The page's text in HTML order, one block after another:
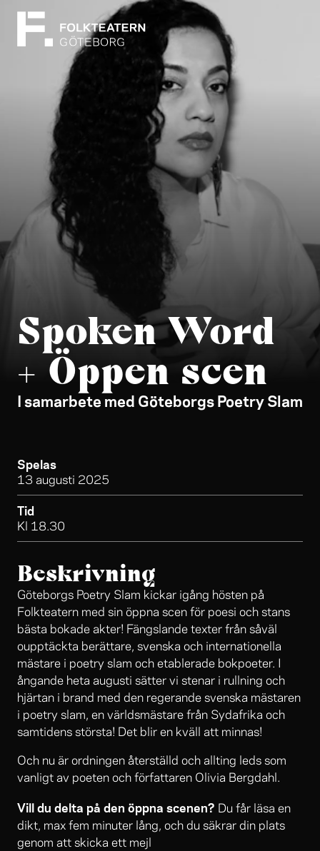
Spoken Word
+ Öppen scen
I samarbete med Göteborgs Poetry Slam
Spelas
13 augusti 2025
Tid
Kl 18.30
Beskrivning
Göteborgs Poetry Slam kickar igång hösten på
Folkteatern med sin öppna scen för poesi och stans
bästa bokade akter! Fängslande texter från såväl
oupptäckta berättare, svenska och internationella
mästare i poetry slam och etablerade bokpoeter. I
ångande heta augusti sätter vi stenar i rullning och
hjärtan i brand med den regerande svenska mästaren
i poetry slam, en världsmästare från Sydafrika och
samtidens största! Det blir en kväll att minnas!
Och nu är ordningen återställd och allting leds som
vanligt av poeten och författaren Olivia Bergdahl.
Vill du delta på den öppna scenen? Du får läsa en
dikt, max fem minuter lång, och du säkrar din plats
genom att skicka ett mejl